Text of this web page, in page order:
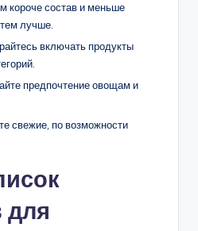
короче состав и меньше
лучше.
включать продукты
предпочтение овощам и
свежие, по возможности
для